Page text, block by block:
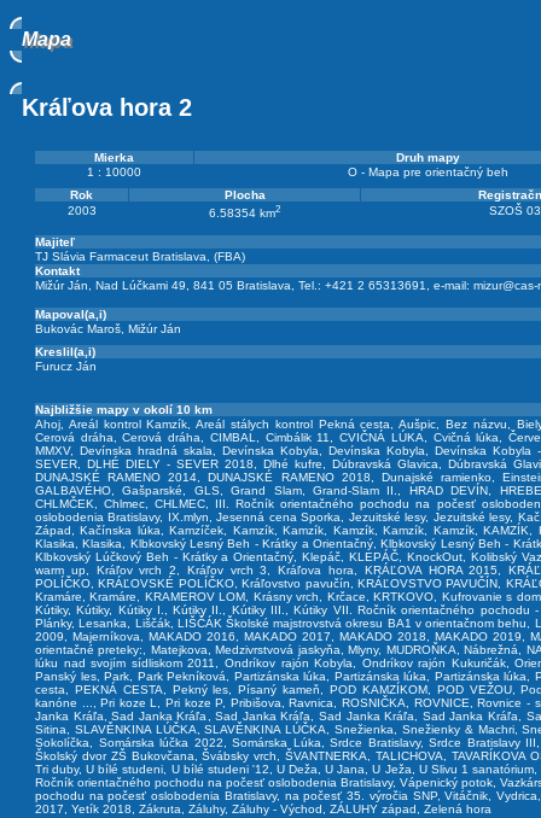
Mapa
Mapa
Kráľova hora 2
Mierka
Druh mapy
1 : 10000
O - Mapa pre orientačný beh
Rok
Plocha
2003
6.58354 km2 SZOŠ
Majiteľ
TJ Slávia Farmaceut Bratislava, (FBA)
Kontakt
Mižúr Ján, Nad Lúčkami 49, 841 05 Bratislava, Tel.: +421 2 65313691, e-mail: mizur@cas-
Mapoval(a,i)
Bukovác Maroš, Mižúr Ján
Kreslil(a,i)
Furucz Ján
Najbližšie mapy v okolí 10 km
Ahoj, Areál kontrol Kamzík,Areál stálych kontrol Pekná cesta,Aušpic, Bez názvu,
Cerová dráha,Cerová dráha, CIMBAL, Cimbálik 11,CVIČNÁ LÚKA, Cvičná lúka,
MMXV, Devínska hradná skala, Devínska Kobyla, Devínska Kobyla, Devínska Kobyla
SEVER, DLHÉ DIELY - SEVER 2018, Dlhé kufre, Dúbravská Glavica, Dúbravská
DUNAJSKÉ RAMENO 2014, DUNAJSKÉ RAMENO 2018, Dunajské ramienko,
GALBAVÉHO,Gašparské, GLS,Grand Slam,Grand-Slam II., HRAD DEVÍN,
CHLMČEK,Chlmec,CHLMEC,
III. Ročník orientačného pochodu na počesť
oslobodenia Bratislavy, IX.mlyn,Jesenná cena Sporka, Jezuitské lesy, Jezuitské lesy,
Západ , Kačínska lúka, Kamzíček, Kamzík, Kamzík, Kamzík, Kamzík, Kamzík, KAMZÍK,
Klasika, Klasika, Klbkovský Lesný Beh - Krátky a Orientačný, Klbkovský Lesný Beh -
Klbkovský Lúčkový Beh - Krátky a Orientačný, Klepáč, KLEPÁČ, KnockOut, Kolibský
warm up, Kráľov vrch 2, Kráľov vrch 3, Kráľova hora, KRÁĽOVA HORA 2015,
POLÍČKO, KRÁĽOVSKÉ POLÍČKO, Kráľovstvo pavučín, KRÁĽOVSTVO PAVUČÍN,
Kramáre, Kramáre, KRAMEROV LOM, Krásny vrch, Krčace, KRTKOVO, Kufrovanie s
Kútiky, Kútiky, Kútiky I., Kútiky II., Kútiky III., Kútiky VII. Ročník orientačného pochodu
Plánky, Lesanka, Liščák, LIŠČÁK Školské majstrovstvá okresu BA1 v orientačnom behu,
2009, Majerníkova, MAKADO 2016, MAKADO 2017, MAKADO 2018, MAKADO 2019,
orientačné preteky:, Matejkova, Medzivrstvová jaskyňa, Mlyny, MUDROŇKA, Nábrežná,
lúku nad svojím sídliskom 2011, Ondríkov rajón Kobyla, Ondríkov rajón Kukuričák,
Panský les, Park, Park Pekníková, Partizánska lúka, Partizánska lúka, Partizánska lúka,
cesta, PEKNÁ CESTA, Pekný les, Písaný kameň, POD KAMZÍKOM, POD VEŽOU,
kanóne ..., Pri koze L, Pri koze P, Pribišova, Ravnica, ROSNIČKA, ROVNICE, Rovnice -
Janka Kráľa,Sad Janka Kráľa,Sad Janka Kráľa, Sad Janka Kráľa, Sad Janka Kráľa,
Sitina, SLAVĚNKINA LÚČKA,SLAVĚNKINA LÚČKA,Snežienka, Snežienky & Machri,
Sokolíčka, Somárska lúčka 2022,Somárska Lúka,Srdce Bratislavy,Srdce Bratislavy III
Školský dvor ZŠ Bukovčana,Švábsky vrch,ŠVANTNERKA,TALICHOVA, TAVARÍKOVA
Tri duby,U bílé studeni, U bílé studeni '12, U Deža,U Jana,U Ježa, U Slivu 1 sanatórium,
Ročník orientačného pochodu na počesť oslobodenia Bratislavy, Vápenický potok,
pochodu na počesť oslobodenia Bratislavy, na počesť 35. výročia SNP,Vitáčnik,Vydrica
2017, Yetík 2018, Zákruta, Záluhy, Záluhy - Východ , ZÁLUHY západ , Zelená hora